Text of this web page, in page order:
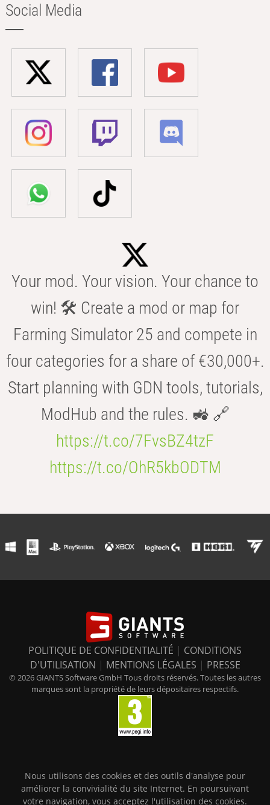
Social Media
Your mod. Your vision. Your chance to
win! 🛠️ Create a mod or map for
Farming Simulator 25 and compete in
four categories for a share of €30,000+.
Start planning with GDN tools, tutorials,
ModHub and the rules. 🚜 🔗
https://t.co/7FvsBZ4tzF
https://t.co/OhR5kbODTM
POLITIQUE DE CONFIDENTIALITÉ | CONDITIONS
D'UTILISATION | MENTIONS LÉGALES | PRESSE
© 2026 GIANTS Software GmbH Tous droits réservés. Toutes les autres
marques sont la propriété de leurs dépositaires respectifs.
Nous utilisons des cookies et des outils d'analyse pour
améliorer la convivialité du site Internet. En poursuivant
votre navigation, vous acceptez l'utilisation des cookies.